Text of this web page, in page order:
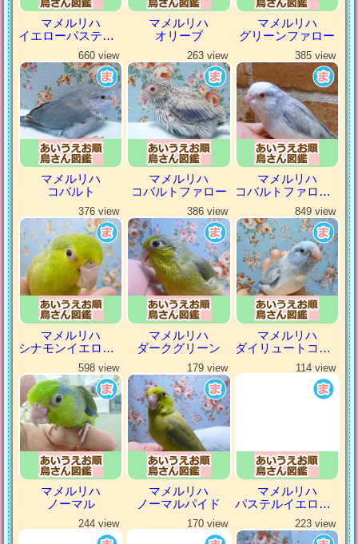
マメルリハ
イエローパステルミスティ
マメルリハ
オリーブ
マメルリハ
グリーンファロー
660 view
マメルリハ
コバルト
263 view
マメルリハ
コバルトファロー
385 view
マメルリハ
コバルトファローパイド
376 view
マメルリハ
シナモンイエローファロー
386 view
マメルリハ
ダークグリーン
849 view
マメルリハ
ダイリュートコバルトパイド
598 view
マメルリハ
ノーマル
179 view
マメルリハ
ノーマルパイド
114 view
マメルリハ
パステルイエローファロー
244 view 170 view 223 view